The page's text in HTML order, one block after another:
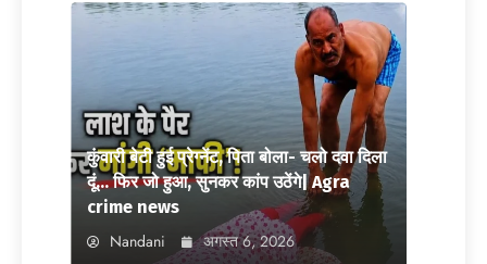
कुंवारी बेटी हुई प्रेग्नेंट, पिता बोला- चलो दवा दिला
दूं… फिर जो हुआ, सुनकर कांप उठेंगे| Agra
crime news
Nandani अगस्त 6, 2026